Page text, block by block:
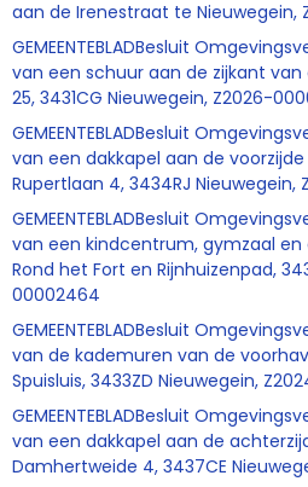
aan de Irenestraat te Nieuwegein,
GEMEENTEBLADBesluit
van een schuur aan de zijkant
25, 3431CG Nieuwegein, Z2026-
GEMEENTEBLADBesluit
van een dakkapel aan de
Rupertlaan 4, 3434RJ
GEMEENTEBLADBesluit
van een kindcentrum, gymzaal
Rond het Fort en Rijnhuizenpad,
00002464
GEMEENTEBLADBesluit
van de kademuren van de
Spuisluis, 3433ZD Nieuwegein,
GEMEENTEBLADBesluit
van een dakkapel aan de
Damhertweide 4, 3437CE